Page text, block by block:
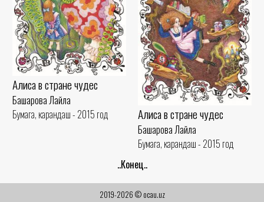
Алиса в стране чудес
Башарова Лайла
Бумага, карандаш - 2015 год
Алиса в стране чудес
Башарова Лайла
Бумага, карандаш - 2015 год
..Конец..
2019-2026 © ocau.uz